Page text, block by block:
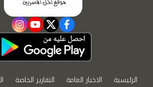
facebook
twitter
youtube
الرئيسية الاخبار العامة التقارير الخاصة